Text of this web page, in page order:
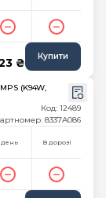
₴ Купити
(K94W,
Код: 12489
8337A086
день В дорозі